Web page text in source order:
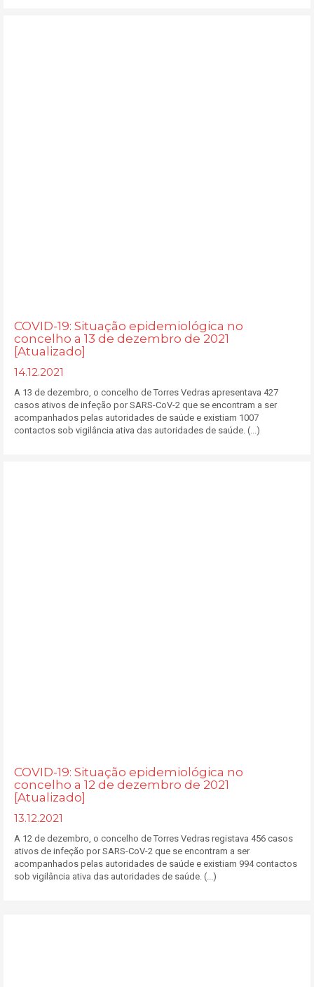
COVID-19: Situação epidemiológica no
concelho a 13 de dezembro de 2021
[Atualizado]
14.12.2021
A 13 de dezembro, o concelho de Torres Vedras apresentava 427
casos ativos de infeção por SARS-CoV-2 que se encontram a ser
acompanhados pelas autoridades de saúde e existiam 1007
contactos sob vigilância ativa das autoridades de saúde. (...)
COVID-19: Situação epidemiológica no
concelho a 12 de dezembro de 2021
[Atualizado]
13.12.2021
A 12 de dezembro, o concelho de Torres Vedras registava 456 casos
ativos de infeção por SARS-CoV-2 que se encontram a ser
acompanhados pelas autoridades de saúde e existiam 994 contactos
sob vigilância ativa das autoridades de saúde. (...)